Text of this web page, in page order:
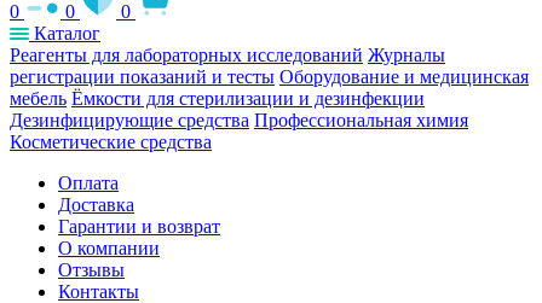
0
0
0
Каталог
Реагенты для лабораторных исследований Журналы
регистрации показаний и тесты Оборудование и медицинская
мебель Ёмкости для стерилизации и дезинфекции
Дезинфицирующие средства Профессиональная химия
Косметические средства
Оплата
Доставка
Гарантии и возврат
О компании
Отзывы
Контакты